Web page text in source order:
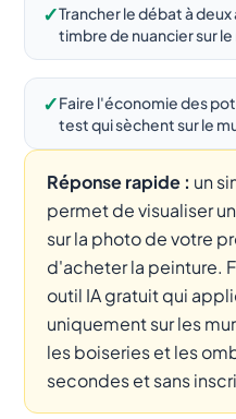
✓Trancher le débat à deux
timbre de nuancier sur le
✓Faire l'économie des
test qui sèchent sur le
Réponse rapide : un
permet de visualiser
sur la photo de votre
d'acheter la peinture.
outil IA gratuit qui
uniquement sur les
les boiseries et les
secondes et sans